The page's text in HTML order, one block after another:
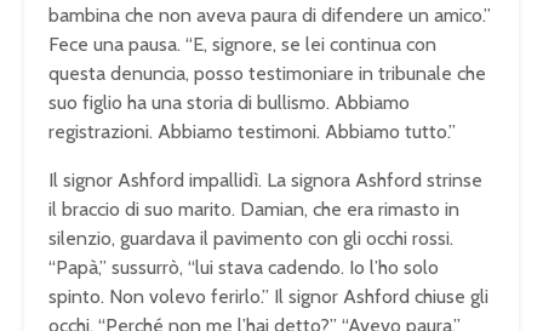
bambina che non aveva paura di difendere un amico.”
Fece una pausa. “E, signore, se lei continua con
questa denuncia, posso testimoniare in tribunale che
suo figlio ha una storia di bullismo. Abbiamo
registrazioni. Abbiamo testimoni. Abbiamo tutto.”
Il signor Ashford impallidì. La signora Ashford strinse
il braccio di suo marito. Damian, che era rimasto in
silenzio, guardava il pavimento con gli occhi rossi.
“Papà,” sussurrò, “lui stava cadendo. Io l’ho solo
spinto. Non volevo ferirlo.” Il signor Ashford chiuse gli
occhi. “Perché non me l’hai detto?” “Avevo paura,”